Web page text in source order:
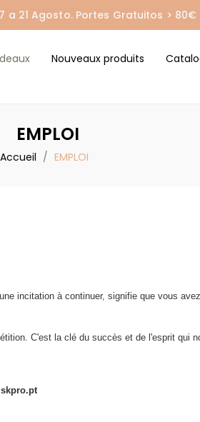
21 Agosto. Portes Gratuitos >
Nouveaux produits
EMPLOI
Accueil EMPLOI
incitation à continuer, signifie que vous
C'est la clé du succès et de l'esprit qui